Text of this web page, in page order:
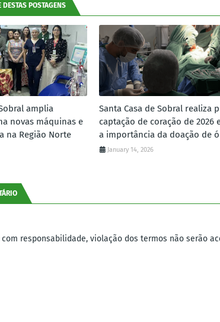
DESTAS POSTAGENS
amplia
novas máquinas e
na Região Norte
Santa Casa de Sobral realiza
captação de coração de 2026
a importância da doação de
January 14, 2026
responsabilidade, violação dos termos não serão